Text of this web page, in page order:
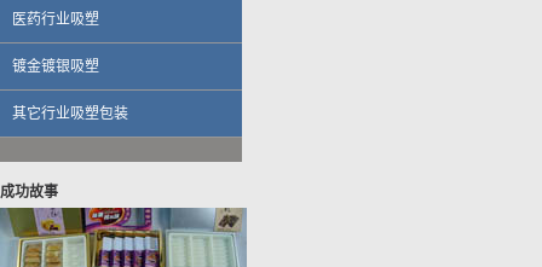
医药行业吸塑
镀金镀银吸塑
其它行业吸塑包装
成功故事
福兴工业（上海）有限公司
普天硕达科技（上海）有限公司
湖州康可食品有限公司
英华达（上海）科技有限公司
上海大唐移动通信设备有限公司
晨讯科技集团上海晨兴电子科技
资生堂集团上海华妮透明美容香皂